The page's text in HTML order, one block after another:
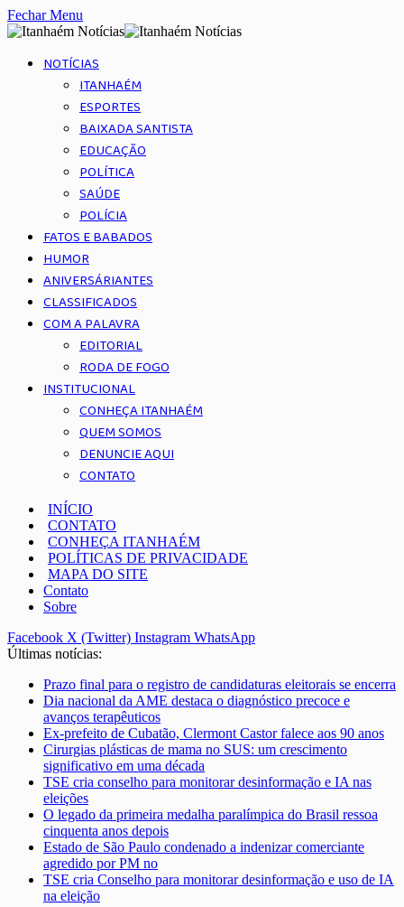
Fechar Menu
NOTÍCIAS
ITANHAÉM
ESPORTES
BAIXADA SANTISTA
EDUCAÇÃO
POLÍTICA
SAÚDE
POLÍCIA
FATOS E BABADOS
HUMOR
ANIVERSÁRIANTES
CLASSIFICADOS
COM A PALAVRA
EDITORIAL
RODA DE FOGO
INSTITUCIONAL
CONHEÇA ITANHAÉM
QUEM SOMOS
DENUNCIE AQUI
CONTATO
INÍCIO
CONTATO
CONHEÇA ITANHAÉM
POLÍTICAS DE PRIVACIDADE
MAPA DO SITE
Contato
Sobre
Facebook X (Twitter) Instagram WhatsApp
Últimas notícias:
Prazo final para o registro de candidaturas eleitorais se encerra
Dia nacional da AME destaca o diagnóstico precoce e
avanços terapêuticos
Ex-prefeito de Cubatão, Clermont Castor falece aos 90 anos
Cirurgias plásticas de mama no SUS: um crescimento
significativo em uma década
TSE cria conselho para monitorar desinformação e IA nas
eleições
O legado da primeira medalha paralímpica do Brasil ressoa
cinquenta anos depois
Estado de São Paulo condenado a indenizar comerciante
agredido por PM no
TSE cria Conselho para monitorar desinformação e uso de IA
na eleição